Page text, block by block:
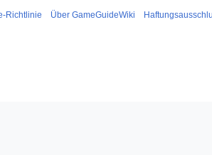
Richtlinie Über GameGuideWiki